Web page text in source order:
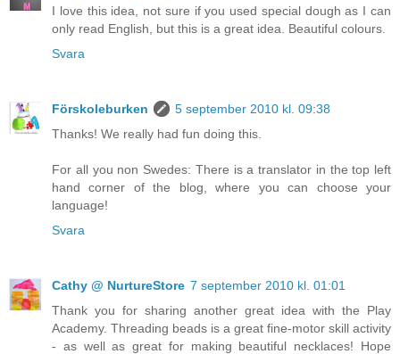
I love this idea, not sure if you used special dough as I can
only read English, but this is a great idea. Beautiful colours.
Svara
Förskoleburken
5 september 2010 kl. 09:38
Thanks! We really had fun doing this.
For all you non Swedes: There is a translator in the top left
hand corner of the blog, where you can choose your
language!
Svara
Cathy @ NurtureStore 7 september 2010 kl. 01:01
Thank you for sharing another great idea with the Play
Academy. Threading beads is a great fine-motor skill activity
- as well as great for making beautiful necklaces! Hope